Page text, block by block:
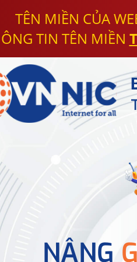
TÊN MIỀN CỦA
TIN TÊN MIỀN
NÂNG